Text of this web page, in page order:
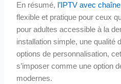
En résumé, l’IPTV avec
flexible et pratique pour ceux
pour adultes accessible à la
installation simple, une qualité
options de personnalisation,
s’imposer comme une option
modernes.